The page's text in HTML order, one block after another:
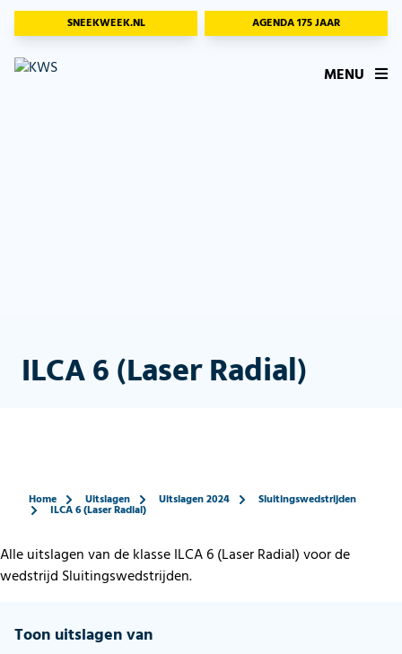
SNEEKWEEK.NL AGENDA 175 JAAR
MENU
ILCA 6 (Laser Radial)
Home Uitslagen Uitslagen 2024 Sluitingswedstrijden
ILCA 6 (Laser Radial)
Alle uitslagen van de klasse ILCA 6 (Laser Radial) voor de
wedstrijd Sluitingswedstrijden.
Toon uitslagen van